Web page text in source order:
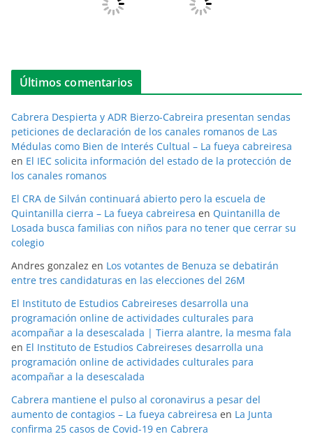
Últimos comentarios
Cabrera Despierta y ADR Bierzo-Cabreira presentan sendas
peticiones de declaración de los canales romanos de Las
Médulas como Bien de Interés Cultual – La fueya cabreiresa
en El IEC solicita información del estado de la protección de
los canales romanos
El CRA de Silván continuará abierto pero la escuela de
Quintanilla cierra – La fueya cabreiresa en Quintanilla de
Losada busca familias con niños para no tener que cerrar su
colegio
Andres gonzalez en Los votantes de Benuza se debatirán
entre tres candidaturas en las elecciones del 26M
El Instituto de Estudios Cabreireses desarrolla una
programación online de actividades culturales para
acompañar a la desescalada | Tierra alantre, la mesma fala
en El Instituto de Estudios Cabreireses desarrolla una
programación online de actividades culturales para
acompañar a la desescalada
Cabrera mantiene el pulso al coronavirus a pesar del
aumento de contagios – La fueya cabreiresa en La Junta
confirma 25 casos de Covid-19 en Cabrera